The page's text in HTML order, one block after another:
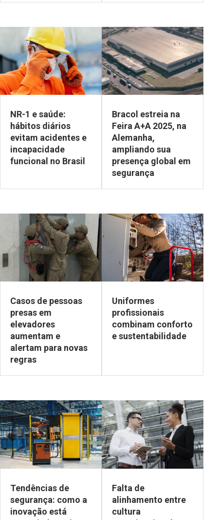
NR-1 e saúde:
hábitos diários
evitam acidentes e
incapacidade
funcional no Brasil
Bracol estreia na
Feira A+A 2025, na
Alemanha,
ampliando sua
presença global em
segurança
Casos de pessoas
presas em
elevadores
aumentam e
alertam para novas
regras
Uniformes
profissionais
combinam conforto
e sustentabilidade
Tendências de
segurança: como a
inovação está
Falta de
alinhamento entre
cultura